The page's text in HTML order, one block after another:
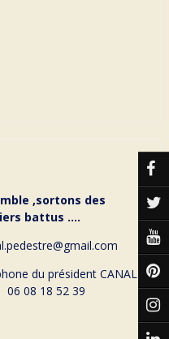
,sortons des
battus ….
du président CANAL
06 08 18 52 39